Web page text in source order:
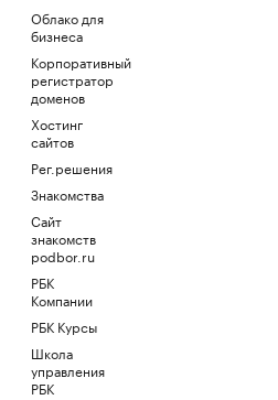
Облако для
бизнеса
Корпоративный
регистратор
доменов
Хостинг
сайтов
Рег.решения
Знакомства
Сайт
знакомств
podbor.ru
РБК
Компании
РБК Курсы
Школа
управления
РБК